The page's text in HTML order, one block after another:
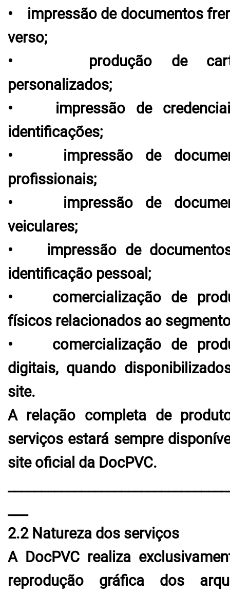
• impressão de documentos
verso;
• produção de
personalizados;
• impressão de
identificações;
• impressão de
profissionais;
• impressão de
veiculares;
• impressão de
identificação pessoal;
• comercialização de
físicos relacionados ao
• comercialização de
digitais, quando
site.
A relação completa de
serviços estará sempre
site oficial da DocPVC.
___
2.2 Natureza dos serviços
A DocPVC realiza
reprodução gráfica dos